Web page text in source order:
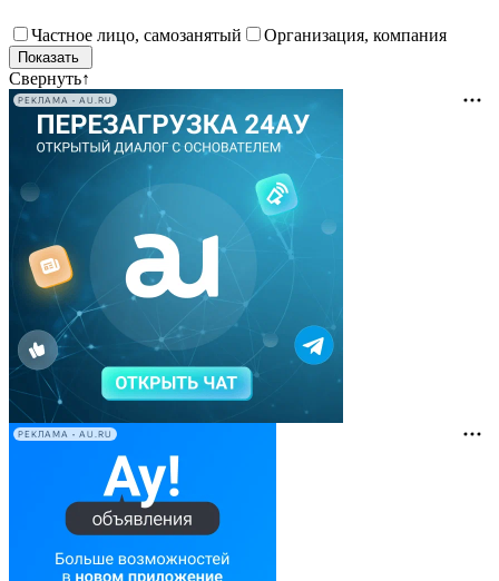
Частное лицо, самозанятый Организация, компания
Свернуть↑
РЕКЛАМА • AU.RU
РЕКЛАМА • AU.RU